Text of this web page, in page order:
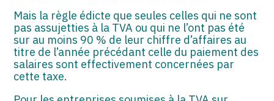
Mais la règle édicte que seules celles qui ne sont
pas assujetties à la TVA ou qui ne l’ont pas été
sur au moins 90 % de leur chiffre d’affaires au
titre de l’année précédant celle du paiement des
salaires sont effectivement concernées par
cette taxe.